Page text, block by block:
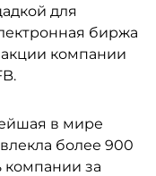
для
биржа
акции компании
в мире
более 900
компании за